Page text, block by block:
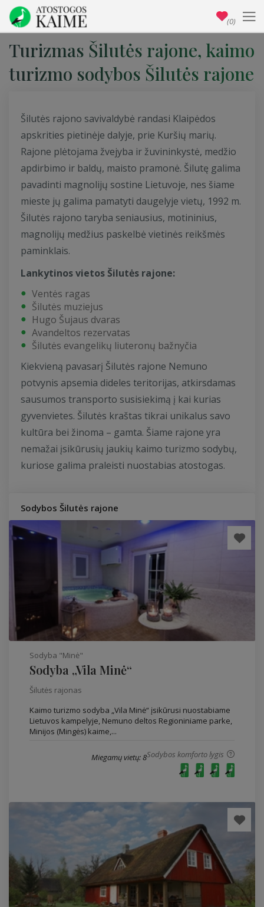
Turizmas Šilutės rajone, kaimo
turizmo sodybos Šilutės rajone
Šilutės rajono savivaldybė randasi Klaipėdos
apskrities pietinėje dalyje, prie Kuršių marių.
Rajone plėtojama žvejyba ir žuvininkystė, medžio
apdirbimo ir baldų, maisto pramonė. Šilutę galima
pavadinti magnolijų sostine Lietuvoje, nes šiame
mieste jų galima pamatyti daugelyje vietų, 1992 m.
Šilutės rajono taryba seniausius, motininius,
magnolijų medžius paskelbė vietinės reikšmės
paminklais.
Lankytinos vietos Šilutės rajone:
Ventės ragas
Šilutės muziejus
Hugo Šujaus dvaras
Avandeltos rezervatas
Šilutės evangelikų liuteronų bažnyčia
Kiekvieną pavasarį Šilutės rajone Nemuno
potvynis apsemia dideles teritorijas, atkirsdamas
sausumos transporto susisiekimą į kai kurias
gyvenvietes. Šilutės kraštas tikrai unikalus savo
kultūra bei žinoma – gamta. Šiame rajone yra
nemažai įsikūrusių jaukių kaimo turizmo sodybų,
kuriose galima praleisti nuostabias atostogas.
Sodybos Šilutės rajone
Sodyba "Minė"
Sodyba „Vila Minė“
Šilutės rajonas
Kaimo turizmo sodyba „Vila Minė“ įsikūrusi nuostabiame
Lietuvos kampelyje, Nemuno deltos Regioniniame parke,
Minijos (Mingės) kaime,...
Sodybos komforto lygis
Miegamų vietų: 8
(0)